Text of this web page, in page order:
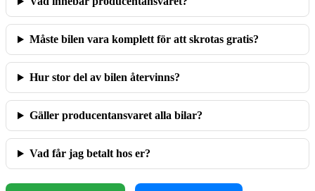
Måste bilen vara komplett för att skrotas gratis?
Hur stor del av bilen återvinns?
Gäller producentansvaret alla bilar?
Vad får jag betalt hos er?